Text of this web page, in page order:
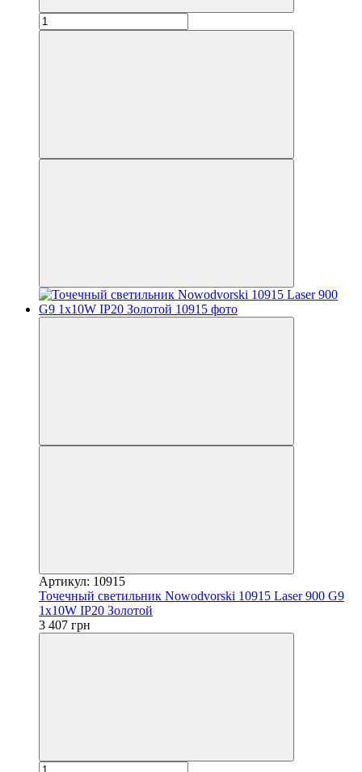
Артикул: 10915
Точечный светильник Nowodvorski 10915 Laser 900 G9
1x10W IP20 Золотой
3 407 грн